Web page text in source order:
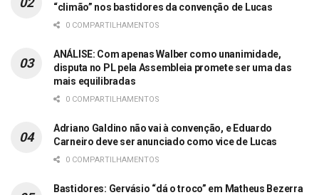
“climão” nos bastidores da convenção de Lucas
0 COMPARTILHAMENTOS
ANÁLISE: Com apenas Walber como unanimidade,
disputa no PL pela Assembleia promete ser uma das
mais equilibradas
0 COMPARTILHAMENTOS
Adriano Galdino não vai à convenção, e Eduardo
Carneiro deve ser anunciado como vice de Lucas
0 COMPARTILHAMENTOS
Bastidores: Gervásio “dá o troco” em Matheus Bezerra